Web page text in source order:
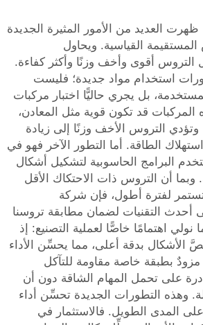
العديد من الأمور المثيرة الجديدة
القياسية. ويحاول
التروس أقوى وأخف وزنًا وأكثر كفاءة.
استخدام مواد جديدة؛ فليست
بل يجري حاليًّا اختبار مركبات
المركبات قد تكون قوية مثل المعادن،
وتؤدي التروس الأخف وزنًا إلى زيادة
الطاقة. أما التطور الآخر فهو في
البرامج الحاسوبية لتشكيل أشكال
وبما أن التروس ذات الاحتكاك الأقل
لفترة أطول، فإن شركة
أحدث التقنيات لضمان مطابقة تروسنا
نولي اهتمامًا خاصًّا لعملية التصنيع: إذ
الأشكال بدقة أعلى، مما يحسِّن الأداء
بطبقة خاصة مقاومة للتآكل
على تحمل المهام الشاقة دون أن
وهذه التطورات الجديدة تحسِّن أداء
المدى الطويل. فالاستثمار في